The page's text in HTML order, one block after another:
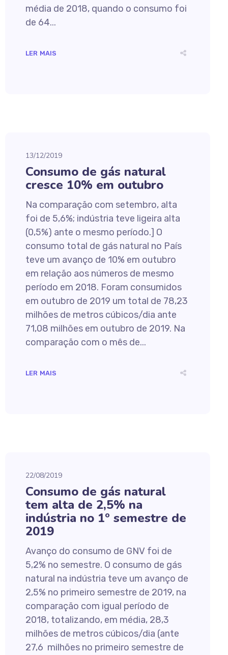
média de 2018, quando o consumo foi
de 64...
LER MAIS
13/12/2019
Consumo de gás natural
cresce 10% em outubro
Na comparação com setembro, alta
foi de 5,6%; indústria teve ligeira alta
(0,5%) ante o mesmo período.] O
consumo total de gás natural no País
teve um avanço de 10% em outubro
em relação aos números de mesmo
período em 2018. Foram consumidos
em outubro de 2019 um total de 78,23
milhões de metros cúbicos/dia ante
71,08 milhões em outubro de 2019. Na
comparação com o mês de...
LER MAIS
22/08/2019
Consumo de gás natural
tem alta de 2,5% na
indústria no 1º semestre de
2019
Avanço do consumo de GNV foi de
5,2% no semestre. O consumo de gás
natural na indústria teve um avanço de
2,5% no primeiro semestre de 2019, na
comparação com igual período de
2018, totalizando, em média, 28,3
milhões de metros cúbicos/dia (ante
27,6 milhões no primeiro semestre de